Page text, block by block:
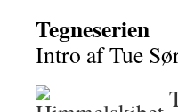
Tegneserien
Intro af Tue